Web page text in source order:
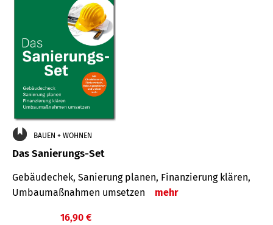
BAUEN + WOHNEN
Das Sanierungs-Set
Gebäudechek, Sanierung planen, Finanzierung klären,
Umbaumaßnahmen umsetzen
mehr
16,90 €